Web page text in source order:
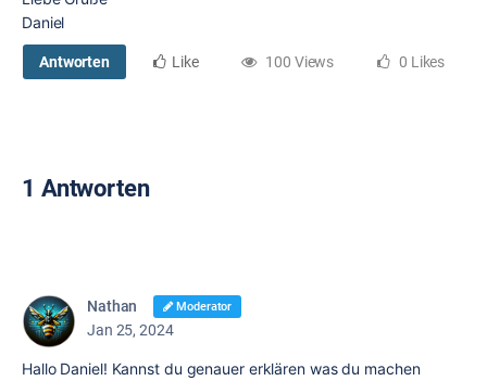
Daniel
Antworten Like 100 Views 0 Likes
1 Antworten
Nathan Moderator
Jan 25, 2024
Hallo Daniel! Kannst du genauer erklären was du machen